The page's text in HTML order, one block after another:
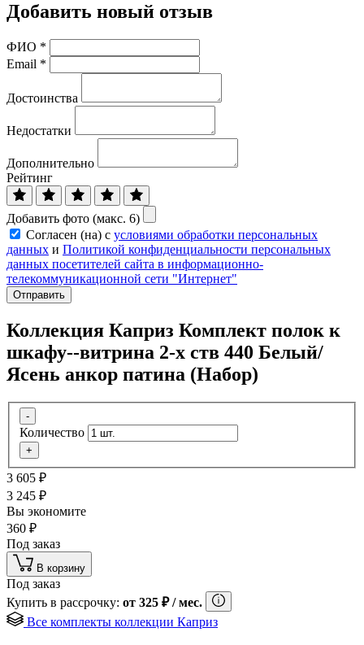
Добавить новый отзыв
ФИО *
Email *
Достоинства
Недостатки
Дополнительно
Рейтинг
Добавить фото (макс. 6)
Согласен (на) с условиями обработки персональных
данных и Политикой конфиденциальности персональных
данных посетителей сайта в информационно-
телекоммуникационной сети "Интернет"
Отправить
Коллекция Каприз Комплект полок к
шкафу--витрина 2-х ств 440 Белый/
Ясень анкор патина (Набор)
-
Количество
+
3 605 ₽
3 245 ₽
Вы экономите
360 ₽
Под заказ
В корзину
Под заказ
Купить в рассрочку: от 325 ₽/ мес.
Все комплекты коллекции Каприз